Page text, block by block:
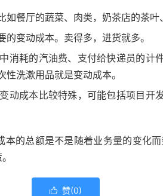
餐厅的蔬菜、肉类，奶茶店的茶叶
变动成本。卖得多，进货就多。
消耗的汽油费、支付给快递员的计
洗漱用品就是变动成本。
动成本比较特殊，可能包括项目开
的总额是不是随着业务量的变化
 赞(0)